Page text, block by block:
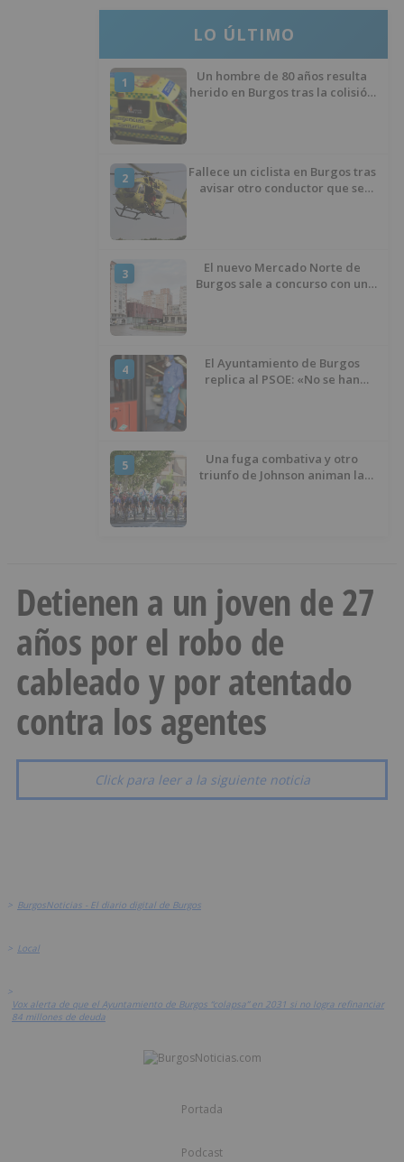
LO ÚLTIMO
1
Un hombre de 80 años resulta
herido en Burgos tras la colisión
2
Fallece un ciclista en Burgos tras
avisar otro conductor que se
3
El nuevo Mercado Norte de
Burgos sale a concurso con un
4
El Ayuntamiento de Burgos
replica al PSOE: «No se han
5
Una fuga combativa y otro
triunfo de Johnson animan la
Detienen a un joven de 27
años por el robo de
cableado y por atentado
contra los agentes
Click para leer a la siguiente noticia
> BurgosNoticias - El diario digital de Burgos
> Local
>
Vox alerta de que el Ayuntamiento de Burgos “colapsa” en 2031 si no logra refinanciar
84 millones de deuda
Portada
Podcast